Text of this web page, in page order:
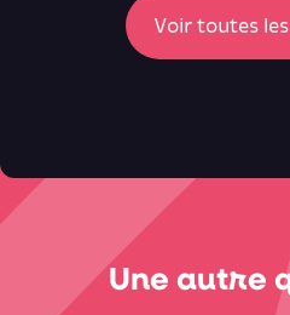
Voir toutes
Une autre